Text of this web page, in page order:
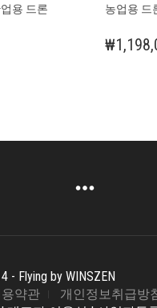
용 드론 농업용 드
₩
- Flying by WINSZEN
약관
개인정보취급방